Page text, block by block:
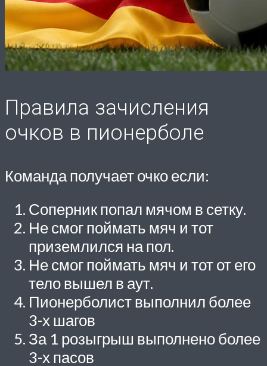
Правила зачисления
очков в пионерболе
Команда получает очко если:
Соперник попал мячом в сетку.
Не смог поймать мяч и тот
приземлился на пол.
Не смог поймать мяч и тот от его
тело вышел в аут.
Пионерболист выполнил более
3-х шагов
За 1 розыгрыш выполнено более
3-х пасов